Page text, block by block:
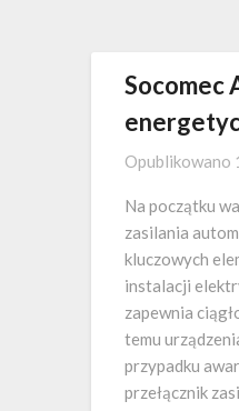
Socomec
Opublikowano
Na początku
zasilania
kluczowych
instalacji
zapewnia
temu
przypadku
przełącznik